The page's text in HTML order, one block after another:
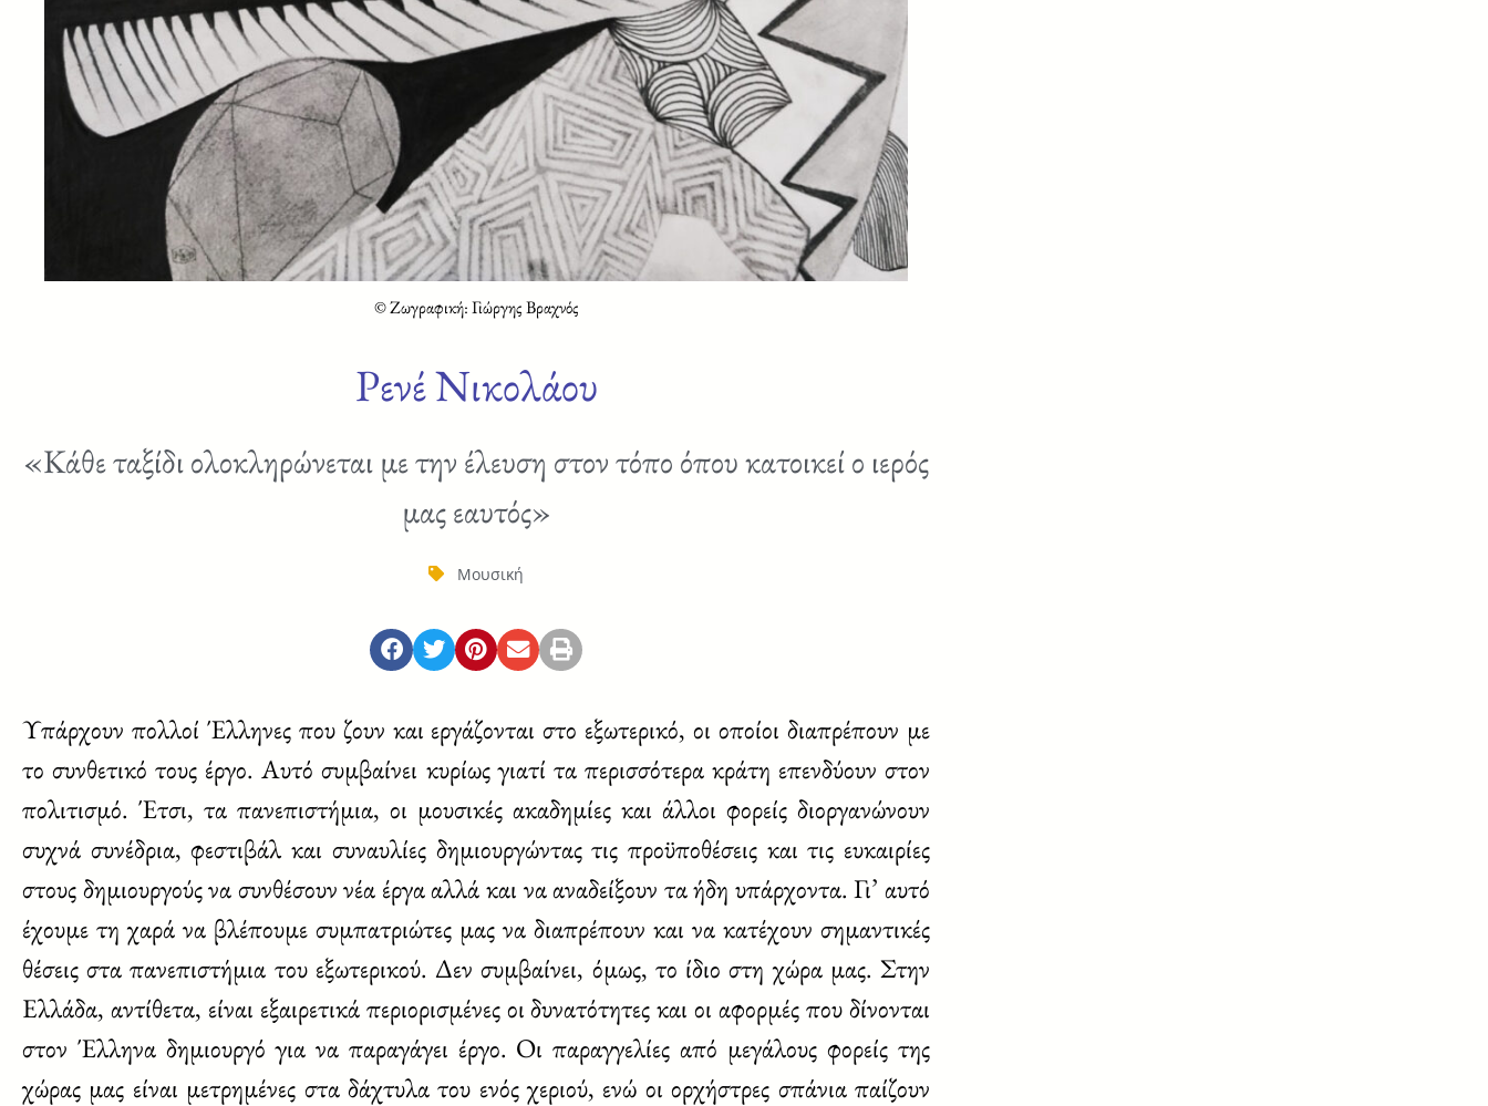
© Ζωγραφική: Γιώργης Βραχνός
Ρενέ Νικολάου
«Κάθε ταξίδι ολοκληρώνεται με την έλευση στον τόπο όπου κατοικεί ο ιερός
μας εαυτός»
Μουσική
Υπάρχουν πολλοί Έλληνες που ζουν και εργάζονται στο εξωτερικό, οι οποίοι διαπρέπουν με
το συνθετικό τους έργο. Αυτό συμβαίνει κυρίως γιατί τα περισσότερα κράτη επενδύουν στον
πολιτισμό. Έτσι, τα πανεπιστήμια, οι μουσικές ακαδημίες και άλλοι φορείς διοργανώνουν
συχνά συνέδρια, φεστιβάλ και συναυλίες δημιουργώντας τις προϋποθέσεις και τις ευκαιρίες
στους δημιουργούς να συνθέσουν νέα έργα αλλά και να αναδείξουν τα ήδη υπάρχοντα. Γι’ αυτό
έχουμε τη χαρά να βλέπουμε συμπατριώτες μας να διαπρέπουν και να κατέχουν σημαντικές
θέσεις στα πανεπιστήμια του εξωτερικού. Δεν συμβαίνει, όμως, το ίδιο στη χώρα μας. Στην
Ελλάδα, αντίθετα, είναι εξαιρετικά περιορισμένες οι δυνατότητες και οι αφορμές που δίνονται
στον Έλληνα δημιουργό για να παραγάγει έργο. Οι παραγγελίες από μεγάλους φορείς της
χώρας μας είναι μετρημένες στα δάχτυλα του ενός χεριού, ενώ οι ορχήστρες σπάνια παίζουν